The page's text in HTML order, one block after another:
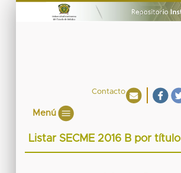
Contacto
Menú
Listar SECME 2016 B por título